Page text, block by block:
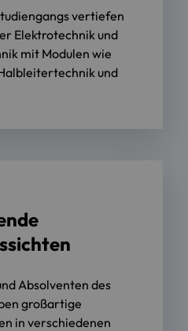
vertiefen
Elektrotechnik und
mit Modulen wie
und
Absolventen des
großartige
in verschiedenen